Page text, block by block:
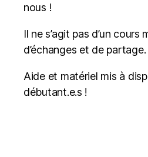
nous !
Il ne s’agit pas d’un cours
d’échanges et de partage.
Aide et matériel mis à
débutant.e.s !